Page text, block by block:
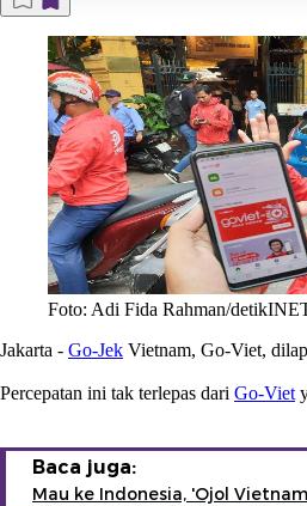
Foto: Adi Fida Rahman/
Jakarta - Go-Jek Vietnam, Go-Viet,
Percepatan ini tak terlepas dari Go-Viet
Baca juga:
Mau ke Indonesia, 'Ojol